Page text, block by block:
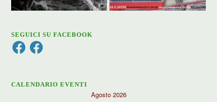
SEGUICI SU FACEBOOK
FacebookFacebook
CALENDARIO EVENTI
Agosto 2026